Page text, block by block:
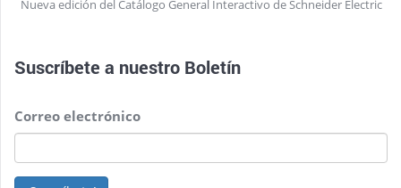
Nueva edición del Catálogo General Interactivo de Schneider Electric
Suscríbete a nuestro Boletín
Correo electrónico